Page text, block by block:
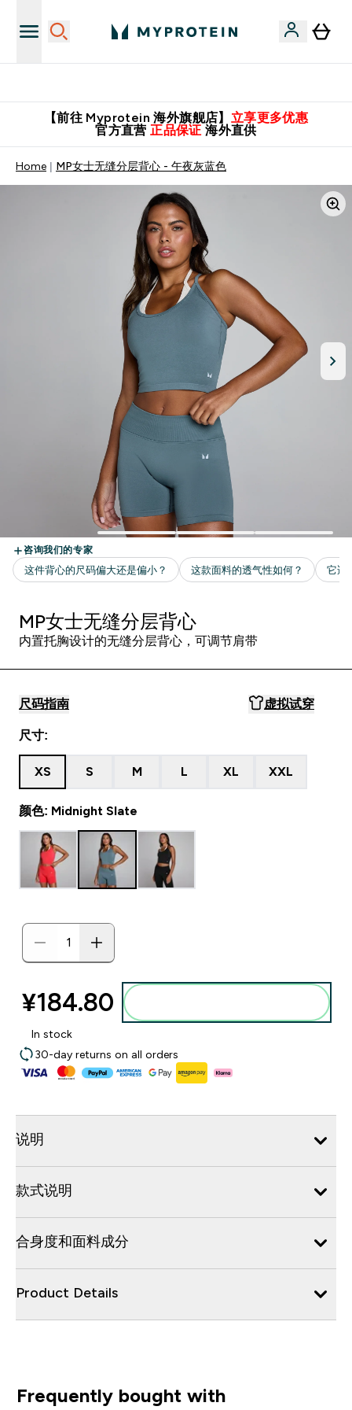
【前往 Myprotein 海外旗舰店】 立享更多优惠
官方直营 正品保证 海外直供
Home MP女士无缝分层背心 - 午夜灰蓝色
MP女士无缝分层背心
内置托胸设计的无缝分层背心，可调节肩带
尺码指南 虚拟试穿
尺寸:
XS S M L XL XXL
颜色: Midnight Slate
¥184.80‎
In stock
30-day returns on all orders
说明
款式说明
合身度和面料成分
Product Details
Frequently bought with